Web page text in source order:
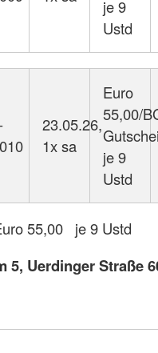
je 9
Ustd
23.05.26,
1x sa
Euro
55,00/
je 9
Ustd
55,00 je 9 Ustd
5, Uerdinger Straße